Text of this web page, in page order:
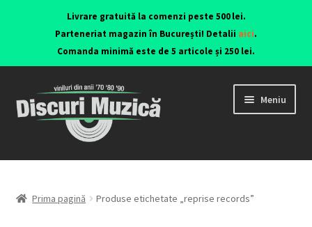
Livrare gratuită la comenzi peste 500 lei.
Parteneriat magazin în București! Detalii aici.
Comanda minimă este de 5 articole și 250 lei.
Meniu
Viniluri ediții originale anii 70-90
CD-uri originale
Prima pagină Produse etichetate „reprise records”